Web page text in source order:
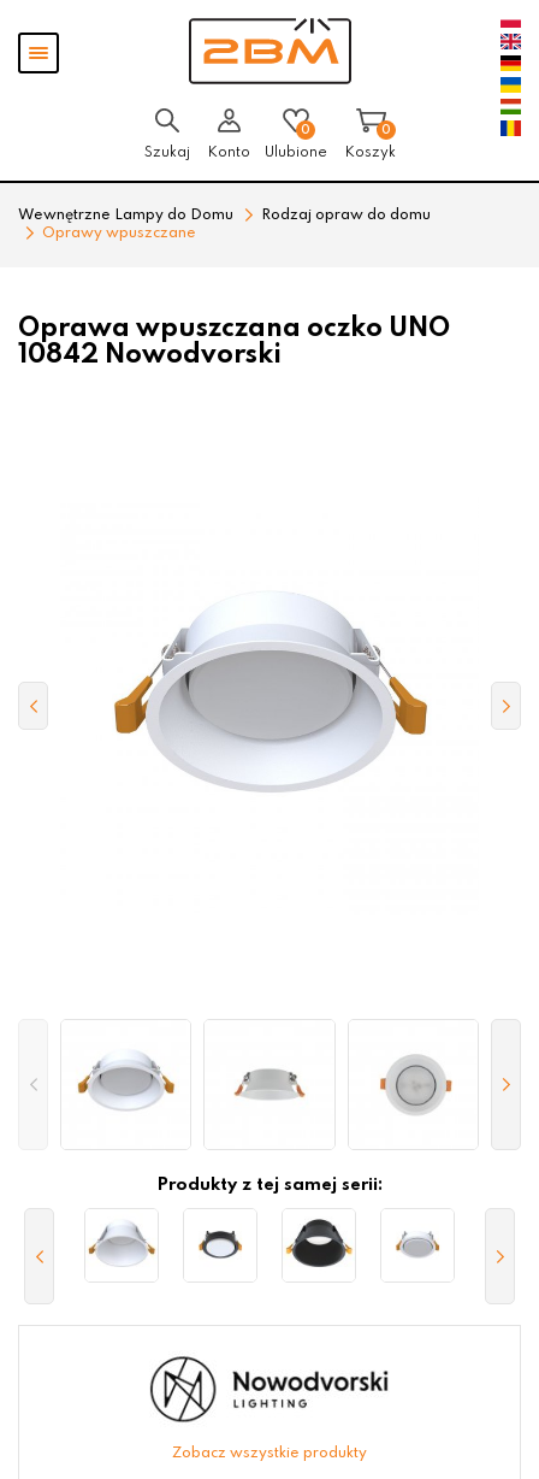
Pokaż
menu
Szukaj Konto
0
Ulubione
0
Koszyk
Wewnętrzne Lampy do Domu
Rodzaj opraw do domu
Oprawy wpuszczane
Oprawa wpuszczana oczko UNO
10842 Nowodvorski
Produkty z tej samej serii:
Zobacz wszystkie produkty